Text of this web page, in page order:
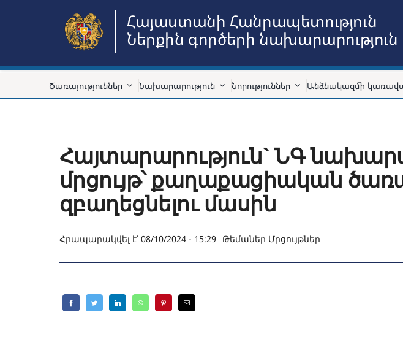
Հայաստանի Հանրապետություն
Ներքին գործերի նախարարություն
Ծառայություններ Նախարարություն Նորություններ Անձնակազմի
Հայտարարություն` ՆԳ
մրցույթ՝ քաղաքացիական
զբաղեցնելու մասին
Հրապարակվել է՝ 08/10/2024 - 15:29 Թեմաներ Մրցույթներ